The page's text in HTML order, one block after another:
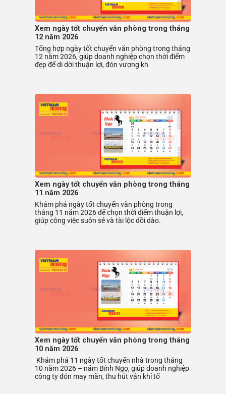
Xem ngày tốt chuyển văn phòng trong tháng
12 năm 2026
Tổng hợp ngày tốt chuyển văn phòng trong tháng
12 năm 2026, giúp doanh nghiệp chọn thời điểm
đẹp để di dời thuận lợi, đón vượng kh
Xem ngày tốt chuyển văn phòng trong tháng
11 năm 2026
Khám phá ngày tốt chuyển văn phòng trong
tháng 11 năm 2026 để chọn thời điểm thuận lợi,
giúp công việc suôn sẻ và tài lộc dồi dào.
Xem ngày tốt chuyển văn phòng trong tháng
10 năm 2026
Khám phá 11 ngày tốt chuyển nhà trong tháng
10 năm 2026 – năm Bính Ngọ, giúp doanh nghiệp
công ty đón may mắn, thu hút vận khí tố